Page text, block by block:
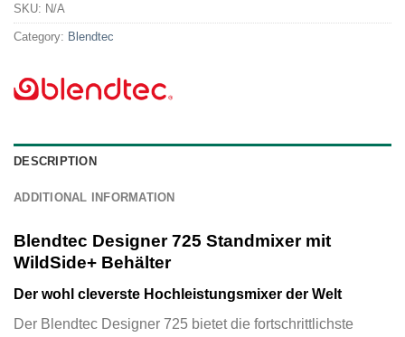
SKU: N/A
Category: Blendtec
DESCRIPTION
ADDITIONAL INFORMATION
Blendtec Designer 725 Standmixer mit
WildSide+ Behälter
Der wohl cleverste Hochleistungsmixer der Welt
Der Blendtec Designer 725 bietet die fortschrittlichste